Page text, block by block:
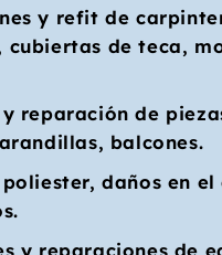
y refit de
cubiertas de teca,
reparación de
balcones.
daños en